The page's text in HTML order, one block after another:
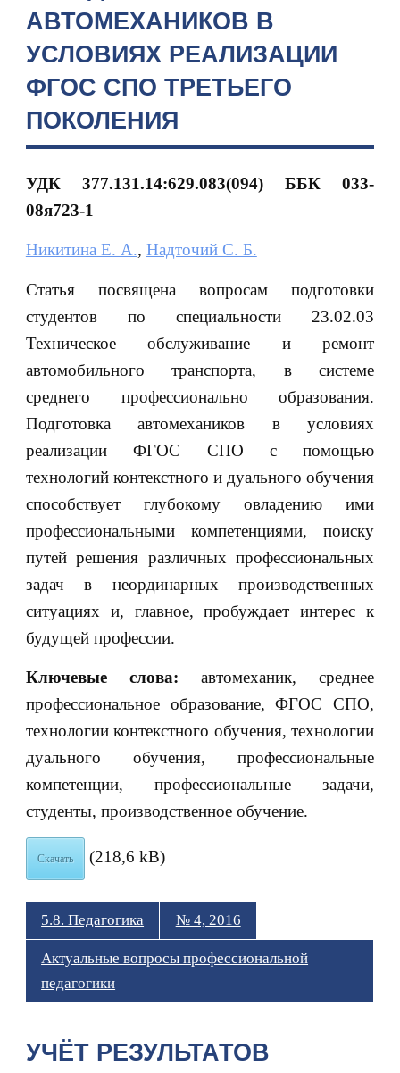
АВТОМЕХАНИКОВ В
УСЛОВИЯХ РЕАЛИЗАЦИИ
ФГОС СПО ТРЕТЬЕГО
ПОКОЛЕНИЯ
УДК 377.131.14:629.083(094) ББК 033-
08я723-1
Никитина Е. А., Надточий С. Б.
Статья посвящена вопросам подготовки
студентов по специальности 23.02.03
Техническое обслуживание и ремонт
автомобильного транспорта, в системе
среднего профессионально образования.
Подготовка автомехаников в условиях
реализации ФГОС СПО с помощью
технологий контекстного и дуального обучения
способствует глубокому овладению ими
профессиональными компетенциями, поиску
путей решения различных профессиональных
задач в неординарных производственных
ситуациях и, главное, пробуждает интерес к
будущей профессии.
Ключевые слова: автомеханик, среднее
профессиональное образование, ФГОС СПО,
технологии контекстного обучения, технологии
дуального обучения, профессиональные
компетенции, профессиональные задачи,
студенты, производственное обучение.
Скачать (218,6 kB)
5.8. Педагогика № 4, 2016
Актуальные вопросы профессиональной
педагогики
УЧЁТ РЕЗУЛЬТАТОВ